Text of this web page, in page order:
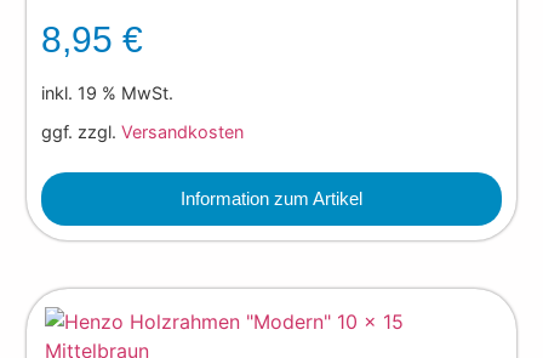
8,95€
inkl. 19 % MwSt.
ggf. zzgl.Versandkosten
Information zum Artikel